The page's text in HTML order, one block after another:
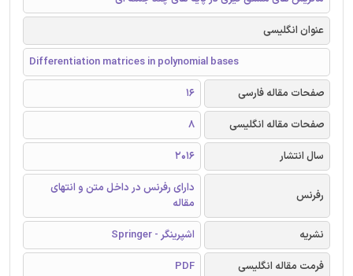
عنوان انگلیسی
Differentiation matrices in polynomial bases
صفحات مقاله فارسی
16
صفحات مقاله انگلیسی
8
سال انتشار
2016
رفرنس
دارای رفرنس در داخل متن و انتهای
مقاله
نشریه
اشپرینگر - Springer
فرمت مقاله انگلیسی
PDF